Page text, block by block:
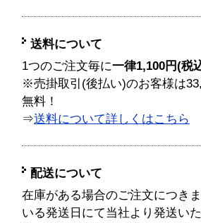
送料について
1つのご注文毎に一律1,100円(税
※売掛取引(後払い)のお客様は
無料！
⇒送料について詳しくはこちら
配送について
在庫がある場合のご注文につき
いる発送日にて当社より発送い